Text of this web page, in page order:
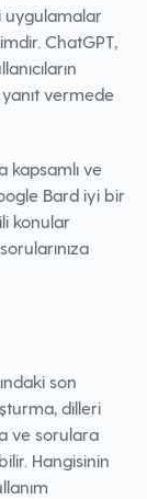
uygulamalar
ChatGPT,
vermede
kapsamlı ve
Bard iyi bir
konular
son
dilleri
ve sorulara
Hangisinin